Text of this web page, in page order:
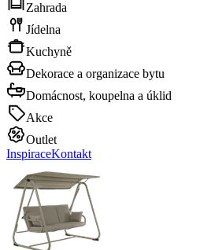
Zahrada
Jídelna
Kuchyně
Dekorace a organizace bytu
Domácnost, koupelna a úklid
Akce
Outlet
InspiraceKontakt